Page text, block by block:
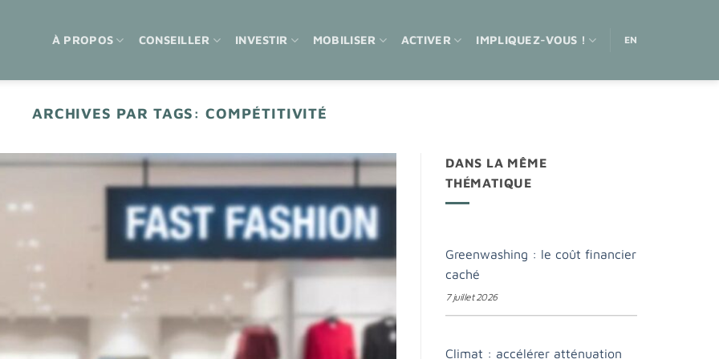
À PROPOS CONSEILLER INVESTIR MOBILISER ACTIVER IMPLIQUEZ-VOUS ! EN
ARCHIVES PAR TAGS:COMPÉTITIVITÉ
DANS LA MÊME
THÉMATIQUE
Greenwashing : le coût financier
caché
7 juillet 2026
Climat : accélérer atténuation